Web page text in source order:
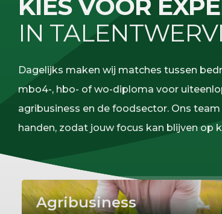
KIES VOOR
IN
Dagelijks maken wij matches tussen
mbo4-, hbo- of wo-diploma voor
agribusiness en de foodsector. Ons
handen, zodat jouw focus kan blijven op
Agribusiness